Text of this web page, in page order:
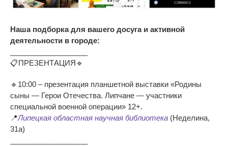
Наша подборка для вашего досуга и активной
деятельности в городе:
📋ПРЕЗЕНТАЦИЯ🔹
🔹10:00 – презентация планшетной выставки «Родины
сыны — Герои Отечества. Липчане — участники
специальной военной операции» 12+.
📍Липецкая областная научная библиотека (Неделина,
31а)